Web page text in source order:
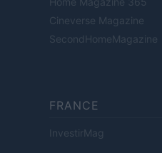
Cineverse Magazine
SecondHomeMagazine
FRANCE
InvestirMag